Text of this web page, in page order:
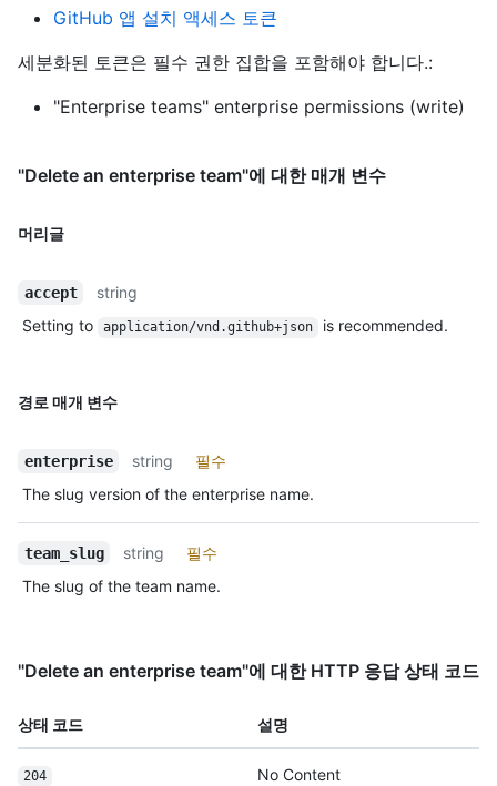
GitHub 앱 설치 액세스 토큰
세분화된 토큰은 필수 권한 집합을 포함해야 합니다.:
"Enterprise teams" enterprise permissions (write)
"Delete an enterprise team"에 대한 매개 변수
머리글
accept
string
Setting to
application/vnd.github+json is recommended.
경로 매개 변수
enterprise string
필수
The slug version of the enterprise name.
team_slug string
필수
The slug of the team name.
"Delete an enterprise team"에 대한 HTTP 응답 상태 코드
상태 코드 설명
204 No Content